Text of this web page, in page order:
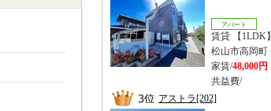
アパート
賃貸 【1LDK】
松山市高岡町
家賃/48,000円
共益費/
アストラ[202]